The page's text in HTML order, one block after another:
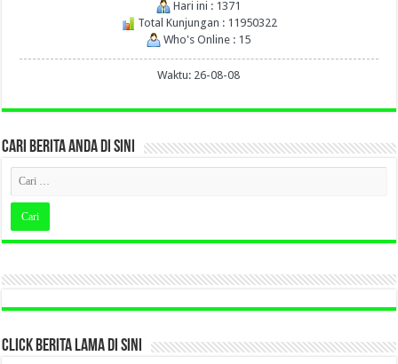
Hari ini : 1371
Total Kunjungan : 11950322
Who's Online : 15
Waktu: 26-08-08
CARI BERITA ANDA DI SINI
CLICK BERITA LAMA DI SINI